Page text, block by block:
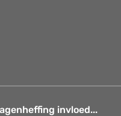
invloed...